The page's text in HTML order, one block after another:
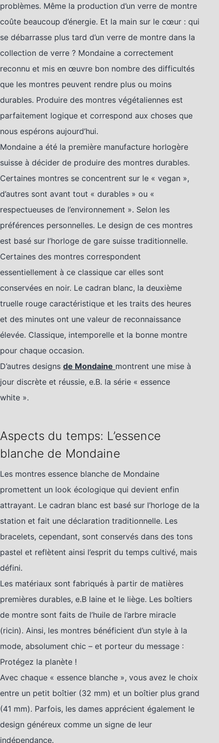
problèmes. Même la production d’un verre de montre
coûte beaucoup d’énergie. Et la main sur le cœur : qui
se débarrasse plus tard d’un verre de montre dans la
collection de verre ? Mondaine a correctement
reconnu et mis en œuvre bon nombre des difficultés
que les montres peuvent rendre plus ou moins
durables. Produire des montres végétaliennes est
parfaitement logique et correspond aux choses que
nous espérons aujourd’hui.
Mondaine a été la première manufacture horlogère
suisse à décider de produire des montres durables.
Certaines montres se concentrent sur le « vegan »,
d’autres sont avant tout « durables » ou «
respectueuses de l’environnement ». Selon les
préférences personnelles. Le design de ces montres
est basé sur l’horloge de gare suisse traditionnelle.
Certaines des montres correspondent
essentiellement à ce classique car elles sont
conservées en noir. Le cadran blanc, la deuxième
truelle rouge caractéristique et les traits des heures
et des minutes ont une valeur de reconnaissance
élevée. Classique, intemporelle et la bonne montre
pour chaque occasion.
D’autres designs de Mondaine montrent une mise à
jour discrète et réussie, e.B. la série « essence
white ».
Aspects du temps: L’essence
blanche de Mondaine
Les montres essence blanche de Mondaine
promettent un look écologique qui devient enfin
attrayant. Le cadran blanc est basé sur l’horloge de la
station et fait une déclaration traditionnelle. Les
bracelets, cependant, sont conservés dans des tons
pastel et reflètent ainsi l’esprit du temps cultivé, mais
défini.
Les matériaux sont fabriqués à partir de matières
premières durables, e.B laine et le liège. Les boîtiers
de montre sont faits de l’huile de l’arbre miracle
(ricin). Ainsi, les montres bénéficient d’un style à la
mode, absolument chic – et porteur du message :
Protégez la planète !
Avec chaque « essence blanche », vous avez le choix
entre un petit boîtier (32 mm) et un boîtier plus grand
(41 mm). Parfois, les dames apprécient également le
design généreux comme un signe de leur
indépendance.